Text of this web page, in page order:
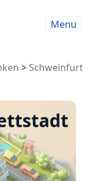
Menu
> Schweinfurt